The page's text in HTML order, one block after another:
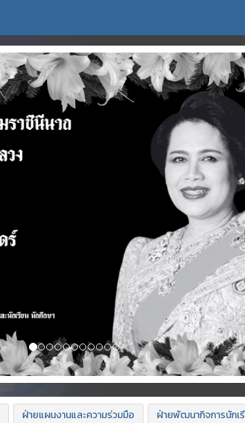
ฝ่ายแผนงานและความร่วมมือ ฝ่ายพัฒนากิจการนักเ